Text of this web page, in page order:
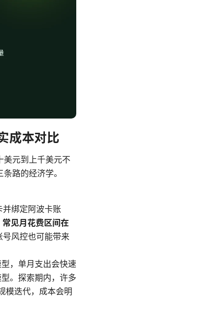
成本对比
美元到上千美元不
路的经济学。
绑定阿波卡账
常见月花费区间在
风控也可能带来
，单月支出会快速
。探索期内，许多
模迭代，成本会明